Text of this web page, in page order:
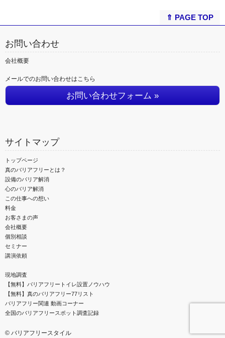
⇑ PAGE TOP
お問い合わせ
会社概要
メールでのお問い合わせはこちら
お問い合わせフォーム »
サイトマップ
トップページ
真のバリアフリーとは？
設備のバリア解消
心のバリア解消
この仕事への想い
料金
お客さまの声
会社概要
個別相談
セミナー
講演依頼
現地調査
【無料】バリアフリートイレ設置ノウハウ
【無料】真のバリアフリー77リスト
バリアフリー関連 動画コーナー
全国のバリアフリースポット調査記録
© バリアフリースタイル